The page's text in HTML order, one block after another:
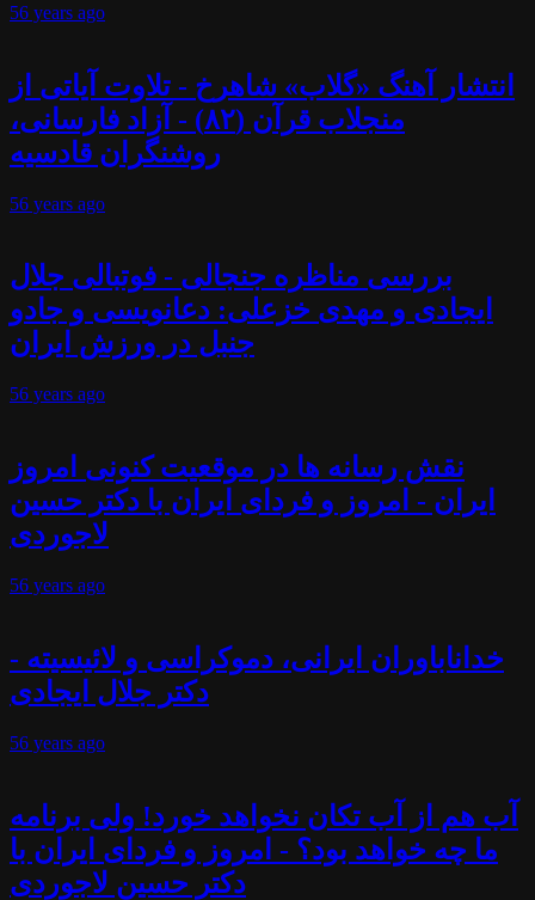
56 years ago
انتشار آهنگ «گلاب» شاهرخ - تلاوت آیاتی از
منجلاب قرآن (۸۲) - آزاد فارسانی،
روشنگران قادسیه
56 years ago
بررسی مناظره جنجالی - فوتبالی جلال
ایجادی و مهدی خزعلی: دعانویسی و جادو
جنبل در ورزش ایران
56 years ago
نقش رسانه ها در موقعیت کنونی امروز
ایران - امروز و فردای ایران با دکتر حسین
لاجوردی
56 years ago
خداناباوران ایرانی، دموکراسی و لائیسیته -
دکتر جلال ایجادی
56 years ago
آب هم از آب تکان نخواهد خورد! ولی برنامه
ما چه خواهد بود؟ - امروز و فردای ایران با
دکتر حسین لاجوردی